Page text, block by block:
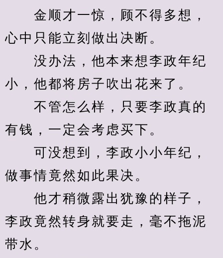
金顺才一惊，顾不得多想，
心中只能立刻做出决断。
没办法，他本来想李政年纪
小，他都将房子吹出花来了。
不管怎么样，只要李政真的
有钱，一定会考虑买下。
可没想到，李政小小年纪，
做事情竟然如此果决。
他才稍微露出犹豫的样子，
李政竟然转身就要走，毫不拖泥
带水。